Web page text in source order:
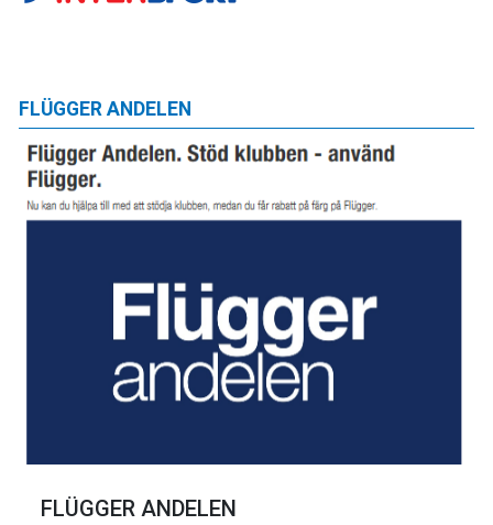
FLÜGGER ANDELEN
FLÜGGER ANDELEN